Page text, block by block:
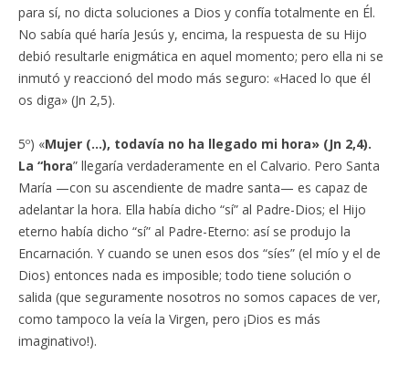
para sí, no dicta soluciones a Dios y confía totalmente en Él.
No sabía qué haría Jesús y, encima, la respuesta de su Hijo
debió resultarle enigmática en aquel momento; pero ella ni se
inmutó y reaccionó del modo más seguro: «Haced lo que él
os diga» (Jn 2,5).
5º) «Mujer (…), todavía no ha llegado mi hora» (Jn 2,4).
La “hora” llegaría verdaderamente en el Calvario. Pero Santa
María —con su ascendiente de madre santa— es capaz de
adelantar la hora. Ella había dicho “sí” al Padre-Dios; el Hijo
eterno había dicho “sí” al Padre-Eterno: así se produjo la
Encarnación. Y cuando se unen esos dos “síes” (el mío y el de
Dios) entonces nada es imposible; todo tiene solución o
salida (que seguramente nosotros no somos capaces de ver,
como tampoco la veía la Virgen, pero ¡Dios es más
imaginativo!).